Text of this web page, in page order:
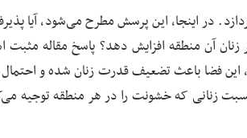
در اینجا، این پرسش مطرح می‌شود، آیا
آن منطقه افزایش دهد؟ پاسخ مقاله
فضا باعث تضعیف قدرت زنان شده و
زنانی که خشونت را در هر منطقه توجیه